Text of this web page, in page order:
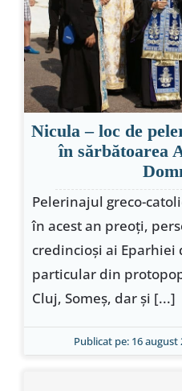
Special
Nicula – loc de
în sărbătoarea
Pelerinajul greco-
în acest an preoţi,
credincioşi ai Eparhiei
particular din
Cluj, Someş, dar şi [...]
Publicat pe: 16 august